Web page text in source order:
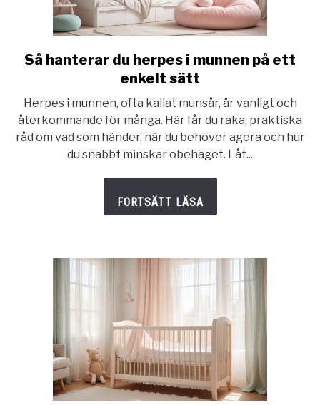
link
to
hanterar
du
herpes
i
munnen
på
ett
Så hanterar du herpes i munnen på ett
enkelt sätt
Herpes i munnen, ofta kallat munsår, är vanligt och
återkommande för många. Här får du raka, praktiska
råd om vad som händer, när du behöver agera och hur
du snabbt minskar obehaget. Låt...